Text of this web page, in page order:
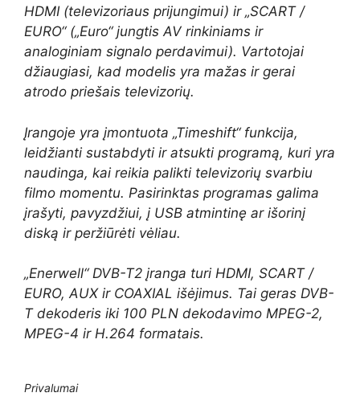
HDMI (televizoriaus prijungimui) ir „SCART /
EURO“ („Euro“ jungtis AV rinkiniams ir
analoginiam signalo perdavimui). Vartotojai
džiaugiasi, kad modelis yra mažas ir gerai
atrodo priešais televizorių.
Įrangoje yra įmontuota „Timeshift“ funkcija,
leidžianti sustabdyti ir atsukti programą, kuri yra
naudinga, kai reikia palikti televizorių svarbiu
filmo momentu. Pasirinktas programas galima
įrašyti, pavyzdžiui, į USB atmintinę ar išorinį
diską ir peržiūrėti vėliau.
„Enerwell“ DVB-T2 įranga turi HDMI, SCART /
EURO, AUX ir COAXIAL išėjimus. Tai geras DVB-
T dekoderis iki 100 PLN dekodavimo MPEG-2,
MPEG-4 ir H.264 formatais.
Privalumai